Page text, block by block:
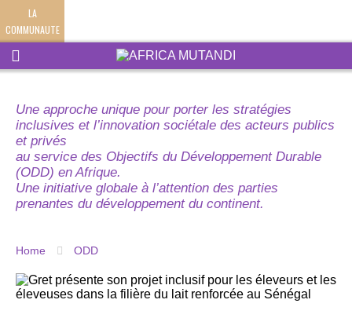
LA
COMMUNAUTE
Une approche unique pour porter les stratégies
inclusives et l’innovation sociétale des acteurs publics
et privés
au service des Objectifs du Développement Durable
(ODD) en Afrique.
Une initiative globale à l’attention des parties
prenantes du développement du continent.
Home ODD